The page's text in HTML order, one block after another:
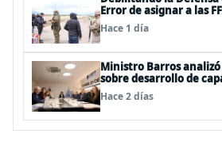
Error de asignar a las
policiales
Hace 1 día
Ministro Barros
sobre desarrollo de
estratégicas en sesión
Política Espacial
Hace 2 días